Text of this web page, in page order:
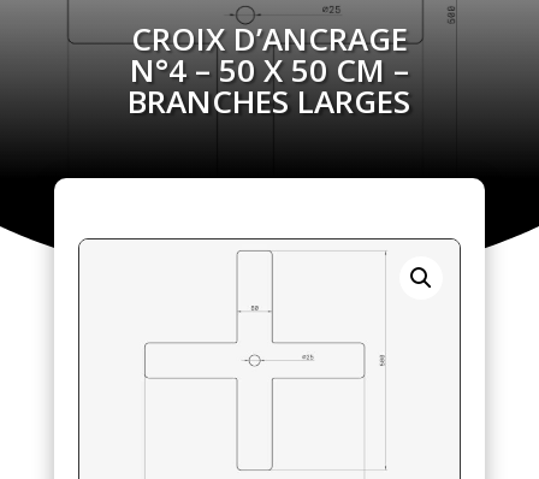
CROIX D’ANCRAGE
N°4 – 50 X 50 CM –
BRANCHES LARGES